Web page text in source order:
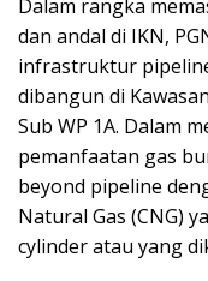
Dalam rangka
dan andal di IKN,
infrastruktur
dibangun di
Sub WP 1A. Dalam
pemanfaatan gas
beyond pipeline
Natural Gas (CNG)
cylinder atau yang